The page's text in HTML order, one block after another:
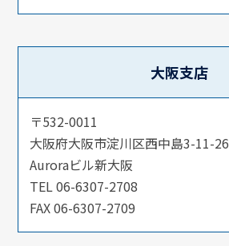
大阪支店
〒532-0011
大阪府大阪市淀川区西中島3-11-26
Auroraビル新大阪
TEL 06-6307-2708
FAX 06-6307-2709